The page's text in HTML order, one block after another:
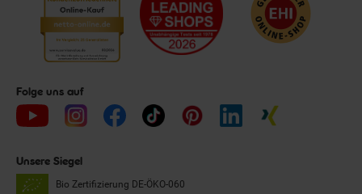
Folge uns auf
Unsere Siegel
Bio Zertifizierung DE-ÖKO-060